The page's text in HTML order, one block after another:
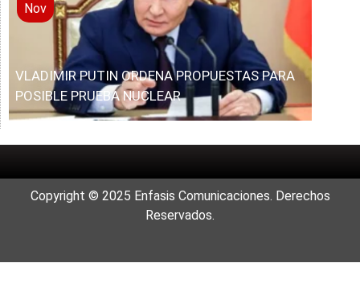
Nov
VLADIMIR PUTIN ORDENA PROPUESTAS PARA
POSIBLE PRUEBA NUCLEAR
Copyright © 2025 Enfasis Comunicaciones. Derechos
Reservados.